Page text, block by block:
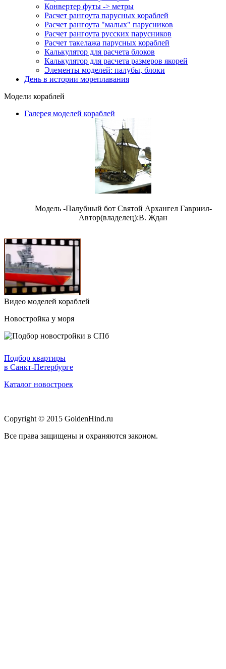
Конвертер футы -> метры
Расчет рангоута парусных кораблей
Расчет рангоута "малых" парусников
Расчет рангоута русских парусников
Расчет такелажа парусных кораблей
Калькулятор для расчета блоков
Калькулятор для расчета размеров якорей
Элементы моделей: палубы, блоки
День в истории мореплавания
Модели кораблей
Галерея моделей кораблей
Модель -Палубный бот Святой Архангел Гавриил-
Автор(владелец):В. Ждан
Видео моделей кораблей
Новостройка у моря
Подбор квартиры
в Санкт-Петербурге
Каталог новостроек
Copyright © 2015 GoldenHind.ru
Все права защищены и охраняются законом.